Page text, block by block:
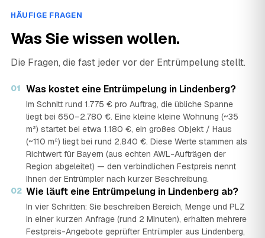
HÄUFIGE FRAGEN
Was Sie wissen wollen.
Die Fragen, die fast jeder vor der Entrümpelung stellt.
01 Was kostet eine Entrümpelung in Lindenberg?
Im Schnitt rund 1.775 € pro Auftrag, die übliche Spanne
liegt bei 650–2.780 €. Eine kleine kleine Wohnung (~35
m²) startet bei etwa 1.180 €, ein großes Objekt / Haus
(~110 m²) liegt bei rund 2.840 €. Diese Werte stammen als
Richtwert für Bayern (aus echten AWL-Aufträgen der
Region abgeleitet) — den verbindlichen Festpreis nennt
Ihnen der Entrümpler nach kurzer Beschreibung.
02 Wie läuft eine Entrümpelung in Lindenberg ab?
In vier Schritten: Sie beschreiben Bereich, Menge und PLZ
in einer kurzen Anfrage (rund 2 Minuten), erhalten mehrere
Festpreis-Angebote geprüfter Entrümpler aus Lindenberg,